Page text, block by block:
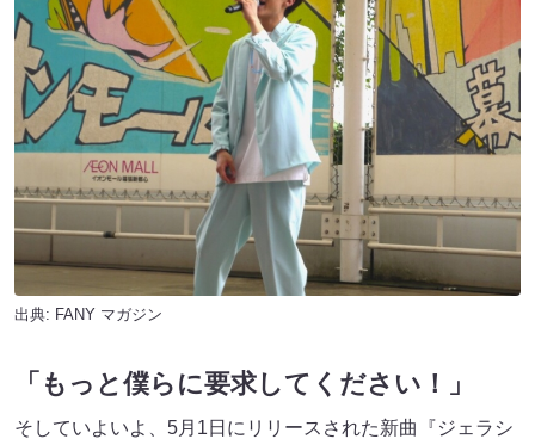
出典: FANY マガジン
「もっと僕らに要求してください！」
そしていよいよ、5月1日にリリースされた新曲『ジェラシ